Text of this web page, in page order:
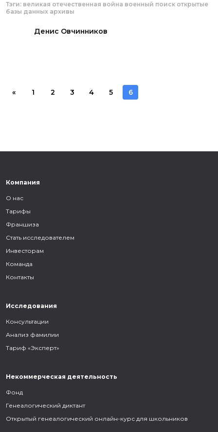
Тэги: великая отечественная война военный поиск открытые
базы данных архивы
Денис Овчинников
« 1 2 3 4 5 6
Компания
О нас
Тарифы
Франшиза
Стать исследователем
Инвесторам
Команда
Контакты
Исследования
Консультации
Анализ фамилии
Тариф «Эксперт»
Некоммерческая деятельность
Фонд
Генеалогический диктант
Открытый генеалогический онлайн-курс для школьников